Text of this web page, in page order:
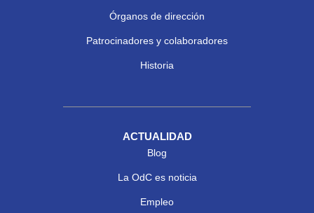
Órganos de dirección
Patrocinadores y colaboradores
Historia
ACTUALIDAD
Blog
La OdC es noticia
Empleo